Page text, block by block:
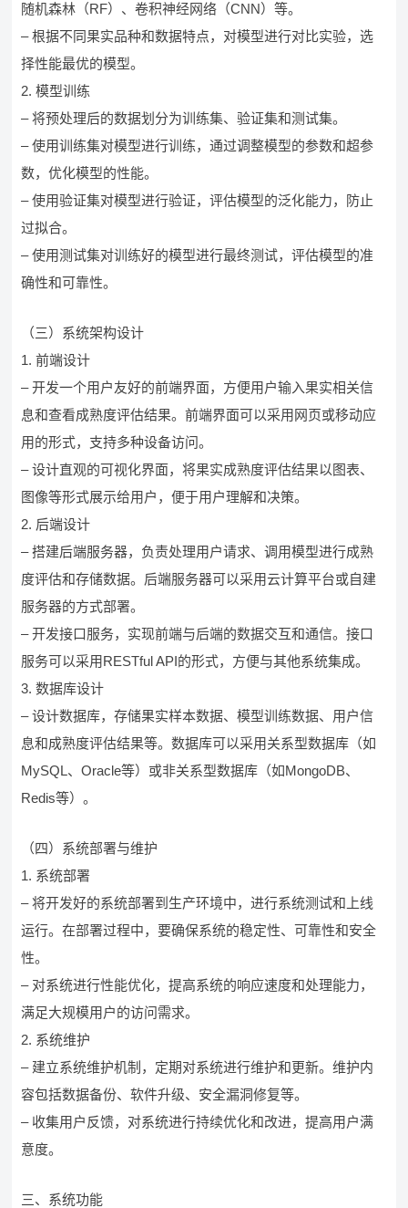
随机森林（RF）、卷积神经网络（CNN）等。
– 根据不同果实品种和数据特点，对模型进行对比实验，选
择性能最优的模型。
2. 模型训练
– 将预处理后的数据划分为训练集、验证集和测试集。
– 使用训练集对模型进行训练，通过调整模型的参数和超参
数，优化模型的性能。
– 使用验证集对模型进行验证，评估模型的泛化能力，防止
过拟合。
– 使用测试集对训练好的模型进行最终测试，评估模型的准
确性和可靠性。
（三）系统架构设计
1. 前端设计
– 开发一个用户友好的前端界面，方便用户输入果实相关信
息和查看成熟度评估结果。前端界面可以采用网页或移动应
用的形式，支持多种设备访问。
– 设计直观的可视化界面，将果实成熟度评估结果以图表、
图像等形式展示给用户，便于用户理解和决策。
2. 后端设计
– 搭建后端服务器，负责处理用户请求、调用模型进行成熟
度评估和存储数据。后端服务器可以采用云计算平台或自建
服务器的方式部署。
– 开发接口服务，实现前端与后端的数据交互和通信。接口
服务可以采用RESTful API的形式，方便与其他系统集成。
3. 数据库设计
– 设计数据库，存储果实样本数据、模型训练数据、用户信
息和成熟度评估结果等。数据库可以采用关系型数据库（如
MySQL、Oracle等）或非关系型数据库（如MongoDB、
Redis等）。
（四）系统部署与维护
1. 系统部署
– 将开发好的系统部署到生产环境中，进行系统测试和上线
运行。在部署过程中，要确保系统的稳定性、可靠性和安全
性。
– 对系统进行性能优化，提高系统的响应速度和处理能力，
满足大规模用户的访问需求。
2. 系统维护
– 建立系统维护机制，定期对系统进行维护和更新。维护内
容包括数据备份、软件升级、安全漏洞修复等。
– 收集用户反馈，对系统进行持续优化和改进，提高用户满
意度。
三、系统功能